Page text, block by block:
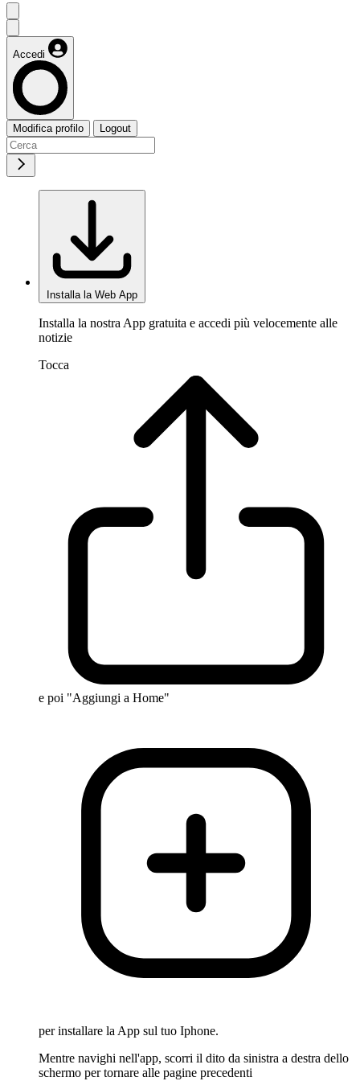
Accedi
Modifica profilo Logout
Installa la Web App
Installa la nostra App gratuita e accedi più velocemente alle
notizie
Tocca
e poi "Aggiungi a Home"
per installare la App sul tuo Iphone.
Mentre navighi nell'app, scorri il dito da sinistra a destra dello
schermo per tornare alle pagine precedenti